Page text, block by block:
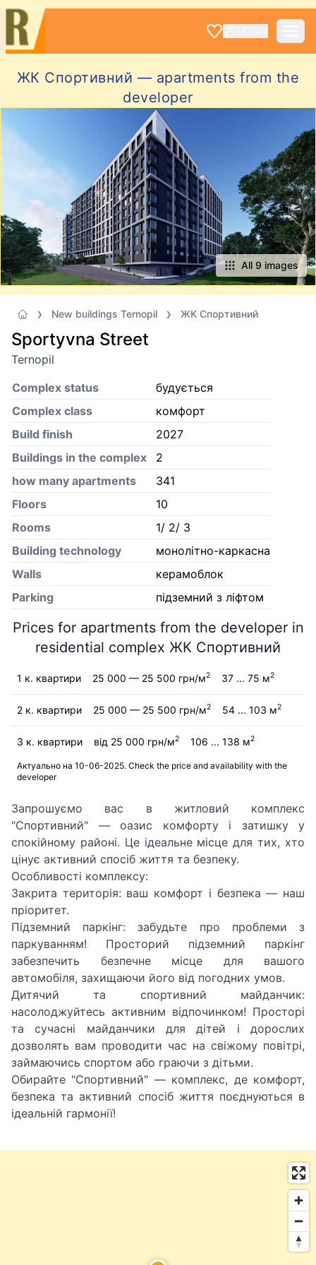
ЖК Спортивний — apartments from the
developer
All 9 images
New buildings Ternopil ЖК Спортивний
Sportyvna Street
Ternopil
Complex status
будується
Complex class
комфорт
Build finish
2027
Buildings in the complex
2
how many apartments
341
Floors
10
Rooms
1/ 2/ 3
Building technology
монолітно-каркасна
Walls
керамоблок
Parking
підземний з ліфтом
Prices for apartments from the developer in
residential complex ЖК Спортивний
1 к. квартири 25 000 — 25 500 грн/м2 37 ... 75 м2
2 к. квартири 25 000 — 25 500 грн/м2 54 ... 103 м2
3 к. квартири від 25 000 грн/м2 106 ... 138 м2
Актуально на 10-06-2025. Check the price and availability with the
developer
Запрошуємо вас в житловий комплекс
"Спортивний" — оазис комфорту і затишку у
спокійному районі. Це ідеальне місце для тих, хто
цінує активний спосіб життя та безпеку.
Особливості комплексу:
Закрита територія: ваш комфорт і безпека — наш
пріоритет.
Підземний паркінг: забудьте про проблеми з
паркуванням! Просторий підземний паркінг
забезпечить безпечне місце для вашого
автомобіля, захищаючи його від погодних умов.
Дитячий та спортивний майданчик:
насолоджуйтесь активним відпочинком! Просторі
та сучасні майданчики для дітей і дорослих
дозволять вам проводити час на свіжому повітрі,
займаючись спортом або граючи з дітьми.
Обирайте "Спортивний" — комплекс, де комфорт,
безпека та активний спосіб життя поєднуються в
ідеальній гармонії!